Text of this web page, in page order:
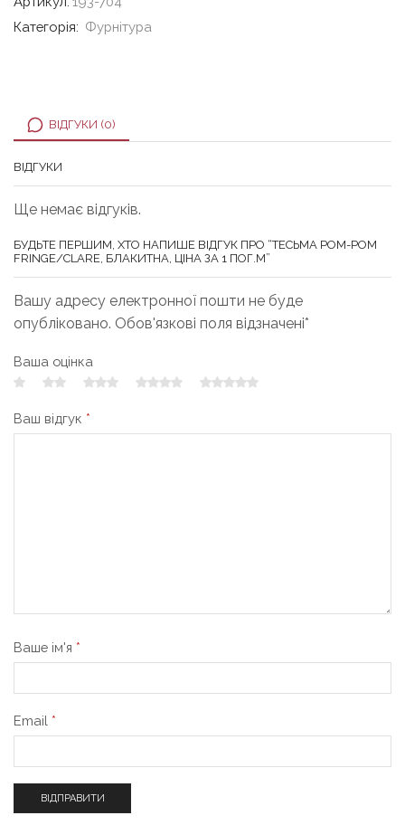
Категорія: Фурнітура
ВІДГУКИ (0)
ВІДГУКИ
Ще немає відгуків.
БУДЬТЕ ПЕРШИМ, ХТО НАПИШЕ ВІДГУК ПРО “ТЕСЬМА POM-POM
FRINGE/CLARE, БЛАКИТНА, ЦІНА ЗА 1 ПОГ.М”
Вашу адресу електронної пошти не буде
опубліковано. Обов'язкові поля відзначені*
Ваша оцінка
Ваш відгук *
Ваше ім'я *
Email *